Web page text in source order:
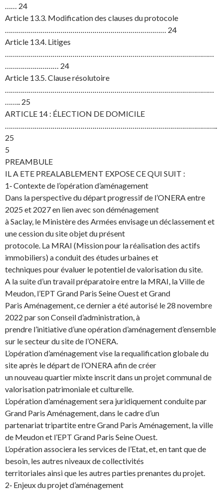
…… 24
Article 13.3. Modification des clauses du protocole
……………………………………………………………………… 24
Article 13.4. Litiges
……………………………………………………………………………………………
……………………… 24
Article 13.5. Clause résolutoire
……………………………………………………………………………………………
…….. 25
ARTICLE 14 : ÉLECTION DE DOMICILE
……………………………………………………………………………………………..
25
5
PREAMBULE
IL A ETE PREALABLEMENT EXPOSE CE QUI SUIT :
1‐ Contexte de l’opération d’aménagement
Dans la perspective du départ progressif de l’ONERA entre
2025 et 2027 en lien avec son déménagement
à Saclay, le Ministère des Armées envisage un déclassement et
une cession du site objet du présent
protocole. La MRAI (Mission pour la réalisation des actifs
immobiliers) a conduit des études urbaines et
techniques pour évaluer le potentiel de valorisation du site.
A la suite d’un travail préparatoire entre la MRAI, la Ville de
Meudon, l’EPT Grand Paris Seine Ouest et Grand
Paris Aménagement, ce dernier a été autorisé le 28 novembre
2022 par son Conseil d’administration, à
prendre l’initiative d’une opération d’aménagement d’ensemble
sur le secteur du site de l’ONERA.
L’opération d’aménagement vise la requalification globale du
site après le départ de l’ONERA afin de créer
un nouveau quartier mixte inscrit dans un projet communal de
valorisation patrimoniale et culturelle.
L’opération d’aménagement sera juridiquement conduite par
Grand Paris Aménagement, dans le cadre d’un
partenariat tripartite entre Grand Paris Aménagement, la ville
de Meudon et l’EPT Grand Paris Seine Ouest.
L’opération associera les services de l’Etat, et, en tant que de
besoin, les autres niveaux de collectivités
territoriales ainsi que les autres parties prenantes du projet.
2‐ Enjeux du projet d’aménagement